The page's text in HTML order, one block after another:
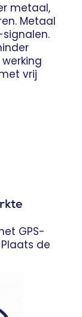
metaal,
Metaal
vrij
GPS-
de